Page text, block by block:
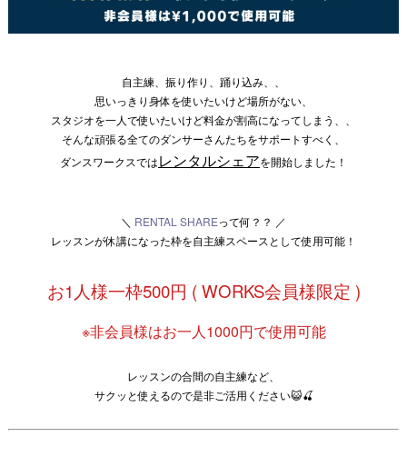
自主練、振り作り、踊り込み、、
思いっきり身体を使いたいけど場所がない、
スタジオを一人で使いたいけど料金が割高になってしまう、、
そんな頑張る全てのダンサーさんたちをサポートすべく、
ダンスワークスではレンタルシェアを開始しました！
＼ RENTAL SHAREって何？？ ／
レッスンが休講になった枠を自主練スペースとして使用可能！
お1人様一枠500円 ( WORKS会員様限定 )
※非会員様はお一人1000円で使用可能
レッスンの合間の自主練など、
サクッと使えるので是非ご活用ください😺🍒